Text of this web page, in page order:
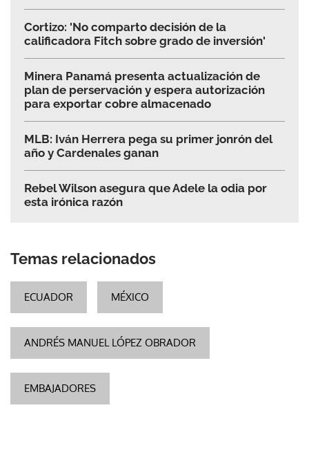
Cortizo: 'No comparto decisión de la
calificadora Fitch sobre grado de inversión'
Minera Panamá presenta actualización de
plan de perservación y espera autorización
para exportar cobre almacenado
MLB: Iván Herrera pega su primer jonrón del
año y Cardenales ganan
Rebel Wilson asegura que Adele la odia por
esta irónica razón
Temas relacionados
ECUADOR MÉXICO
ANDRÉS MANUEL LÓPEZ OBRADOR
EMBAJADORES